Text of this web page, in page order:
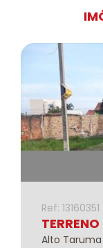
Ref: 13160351
TERRENO
Alto Taruma